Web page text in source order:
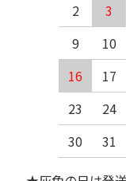
2
3
9
10
16
17
23
24
30
31